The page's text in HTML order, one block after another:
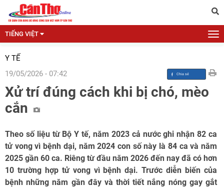
TIẾNG VIỆT
Y TẾ
19/05/2026 - 07:42
Xử trí đúng cách khi bị chó, mèo
cắn
Theo số liệu từ Bộ Y tế, năm 2023 cả nước ghi nhận 82 ca
tử vong vì bệnh dại, năm 2024 con số này là 84 ca và năm
2025 gần 60 ca. Riêng từ đầu năm 2026 đến nay đã có hơn
10 trường hợp tử vong vì bệnh dại. Trước diễn biến của
bệnh những năm gần đây và thời tiết nắng nóng gay gắt